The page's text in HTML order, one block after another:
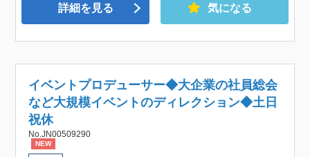
詳細を見る 気になる
イベントプロデューサー◆大企業の社員総会
など大規模イベントのディレクション◆土日
祝休
No.JN00509290
NEW